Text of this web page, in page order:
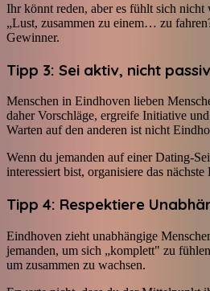
Ihr könnt reden, aber es fühlt sich
„Lust, zusammen zu einem… zu
Gewinner.
Tipp 3: Sei aktiv, nicht passiv
Menschen in Eindhoven lieben
daher Vorschläge, ergreife Initiative
Warten auf den anderen ist nicht
Wenn du jemanden auf einer Dating-
interessiert bist, organisiere das
Tipp 4: Respektiere
Eindhoven zieht unabhängige
jemanden, um sich „komplett" zu
um zusammen zu wachsen.